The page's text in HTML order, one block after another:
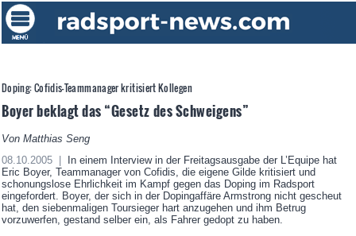
Doping: Cofidis-Teammanager kritisiert Kollegen
Boyer beklagt das “Gesetz des Schweigens”
Von Matthias Seng
08.10.2005 |
In einem Interview in der Freitagsausgabe der L’Equipe hat
Eric Boyer, Teammanager von Cofidis, die eigene Gilde kritisiert und
schonungslose Ehrlichkeit im Kampf gegen das Doping im Radsport
eingefordert. Boyer, der sich in der Dopingaffäre Armstrong nicht gescheut
hat, den siebenmaligen Toursieger hart anzugehen und ihm Betrug
vorzuwerfen, gestand selber ein, als Fahrer gedopt zu haben.